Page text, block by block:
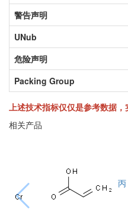
警告声明
UNub
危险声明
Packing Group
上述技术指标仅仅是参考数据，
相关产品
丙